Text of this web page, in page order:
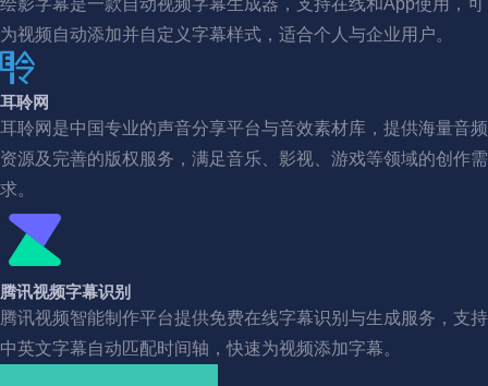
为视频自动添加并自定义字幕样式，适合个人与企业用户。
耳聆网
耳聆网是中国专业的声音分享平台与音效素材库，提供海量音频
资源及完善的版权服务，满足音乐、影视、游戏等领域的创作需
求。
腾讯视频字幕识别
腾讯视频智能制作平台提供免费在线字幕识别与生成服务，支持
中英文字幕自动匹配时间轴，快速为视频添加字幕。